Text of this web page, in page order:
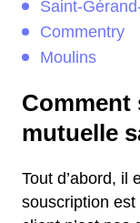
Saint-
Commentry
Moulins
Comment
mutuelle
Tout d’abord, il
souscription est